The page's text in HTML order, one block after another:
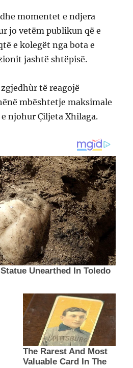
momentet e ndjera
jo vetëm publikun që e
e kolegët nga bota e
jashtë shtëpisë.
të reagojë
mbështetje maksimale
njohur Çiljeta Xhilaga.